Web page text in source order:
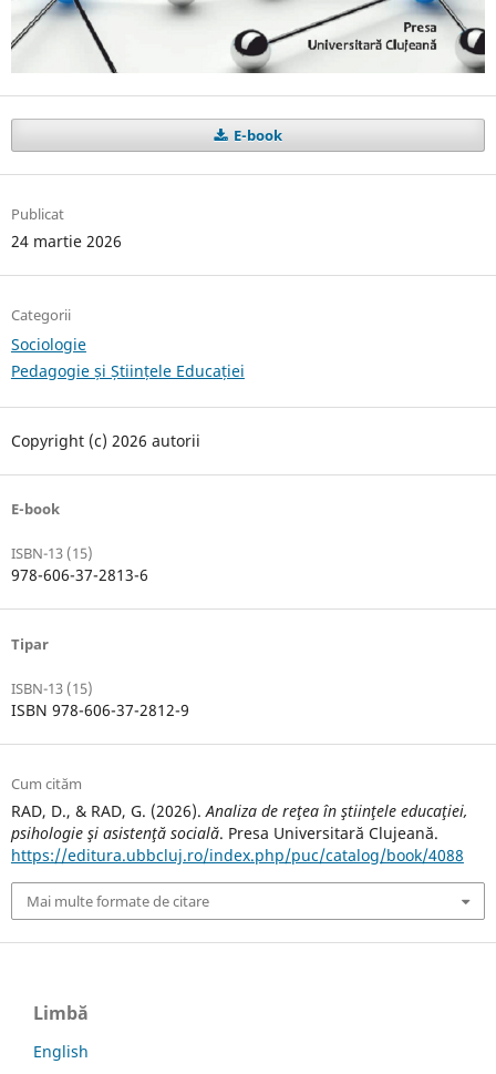
E-book
Publicat
24 martie 2026
Categorii
Sociologie
Pedagogie și Științele Educației
Copyright (c) 2026 autorii
E-book
ISBN-13 (15)
978-606-37-2813-6
Tipar
ISBN-13 (15)
ISBN 978-606-37-2812-9
Cum cităm
RAD, D., & RAD, G. (2026). Analiza de reţea în ştiinţele educaţiei,
psihologie şi asistenţă socială. Presa Universitară Clujeană.
https://editura.ubbcluj.ro/index.php/puc/catalog/book/4088
Mai multe formate de citare
Limbă
English